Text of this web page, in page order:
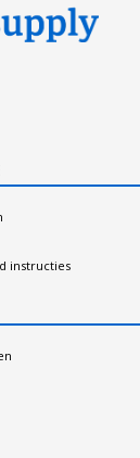
instructies